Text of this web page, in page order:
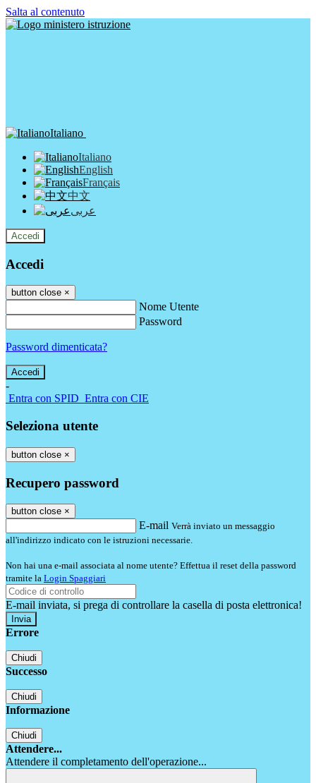
Salta al contenuto
Italiano
Italiano
English
Français
中文
عربى
Accedi
Accedi
button close ×
Nome Utente
Password
Password dimenticata?
-
Entra con SPID Entra con CIE
Seleziona utente
button close ×
Recupero password
button close ×
E-mail Verrà inviato un messaggio
all'indirizzo indicato con le istruzioni necessarie.
Non hai una e-mail associata al nome utente? Effettua il reset della password
tramite la Login Spaggiari
E-mail inviata, si prega di controllare la casella di posta elettronica!
Errore
Chiudi
Successo
Chiudi
Informazione
Chiudi
Attendere...
Attendere il completamento dell'operazione...